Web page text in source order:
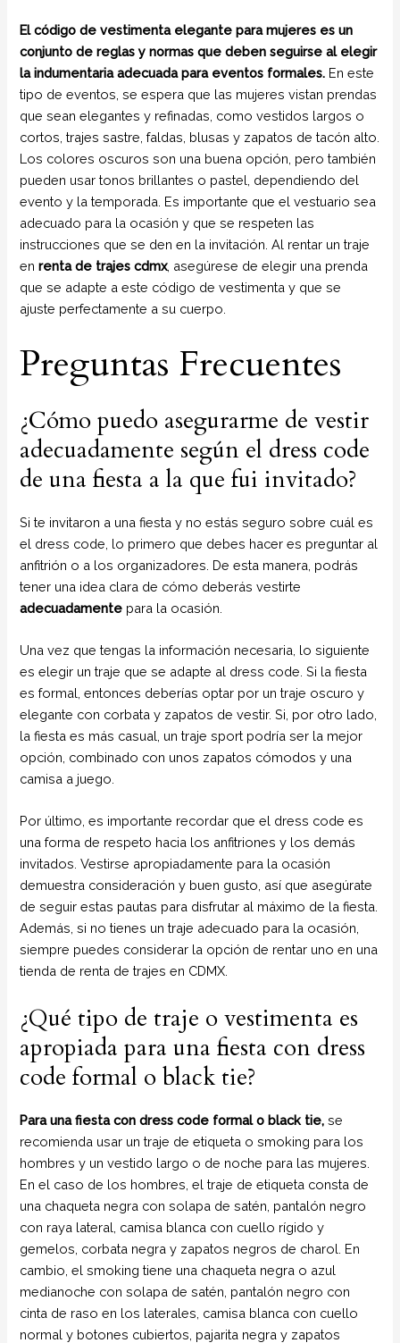
El código de vestimenta elegante para mujeres es un
conjunto de reglas y normas que deben seguirse al elegir
la indumentaria adecuada para eventos formales. En este
tipo de eventos, se espera que las mujeres vistan prendas
que sean elegantes y refinadas, como vestidos largos o
cortos, trajes sastre, faldas, blusas y zapatos de tacón alto.
Los colores oscuros son una buena opción, pero también
pueden usar tonos brillantes o pastel, dependiendo del
evento y la temporada. Es importante que el vestuario sea
adecuado para la ocasión y que se respeten las
instrucciones que se den en la invitación. Al rentar un traje
enrenta de trajes cdmx, asegúrese de elegir una prenda
que se adapte a este código de vestimenta y que se
ajuste perfectamente a su cuerpo.
Preguntas Frecuentes
¿Cómo puedo asegurarme de vestir
adecuadamente según el dress code
de una fiesta a la que fui invitado?
Si te invitaron a una fiesta y no estás seguro sobre cuál es
el dress code, lo primero que debes hacer es preguntar al
anfitrión o a los organizadores. De esta manera, podrás
tener una idea clara de cómo deberás vestirte
adecuadamente para la ocasión.
Una vez que tengas la información necesaria, lo siguiente
es elegir un traje que se adapte al dress code. Si la fiesta
es formal, entonces deberías optar por un traje oscuro y
elegante con corbata y zapatos de vestir. Si, por otro lado,
la fiesta es más casual, un traje sport podría ser la mejor
opción, combinado con unos zapatos cómodos y una
camisa a juego.
Por último, es importante recordar que el dress code es
una forma de respeto hacia los anfitriones y los demás
invitados. Vestirse apropiadamente para la ocasión
demuestra consideración y buen gusto, así que asegúrate
de seguir estas pautas para disfrutar al máximo de la fiesta.
Además, si no tienes un traje adecuado para la ocasión,
siempre puedes considerar la opción de rentar uno en una
tienda de renta de trajes en CDMX.
¿Qué tipo de traje o vestimenta es
apropiada para una fiesta con dress
code formal o black tie?
Para una fiesta con dress code formal o black tie, se
recomienda usar un traje de etiqueta o smoking para los
hombres y un vestido largo o de noche para las mujeres.
En el caso de los hombres, el traje de etiqueta consta de
una chaqueta negra con solapa de satén, pantalón negro
con raya lateral, camisa blanca con cuello rígido y
gemelos, corbata negra y zapatos negros de charol. En
cambio, el smoking tiene una chaqueta negra o azul
medianoche con solapa de satén, pantalón negro con
cinta de raso en los laterales, camisa blanca con cuello
normal y botones cubiertos, pajarita negra y zapatos